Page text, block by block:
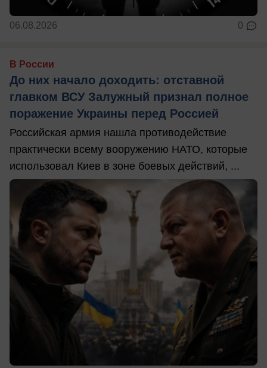
06.08.2026 0
В России
До них начало доходить: отставной
главком ВСУ Залужный признал полное
поражение Украины перед Россией
Российская армия нашла противодействие
практически всему вооружению НАТО, которые
использовал Киев в зоне боевых действий, ...